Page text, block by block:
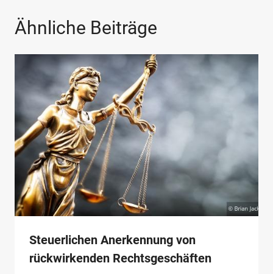
Ähnliche Beiträge
Steuerlichen Anerkennung von
rückwirkenden Rechtsgeschäften